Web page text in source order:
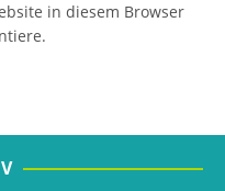
in diesem Browser